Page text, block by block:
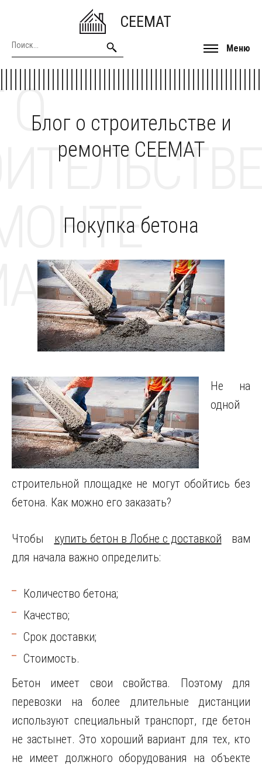
CEEMAT
Меню
Блог о строительстве и
ремонте CEEMAT
О
Покупка бетона
Не на
одной
строительной площадке не могут обойтись без
бетона. Как можно его заказать?
Чтобы купить бетон в Лобне с доставкой вам
для начала важно определить:
Количество бетона;
Качество;
Срок доставки;
Стоимость.
Бетон имеет свои свойства. Поэтому для
перевозки на более длительные дистанции
используют специальный транспорт, где бетон
не застынет. Это хороший вариант для тех, кто
не имеет должного оборудования на объекте